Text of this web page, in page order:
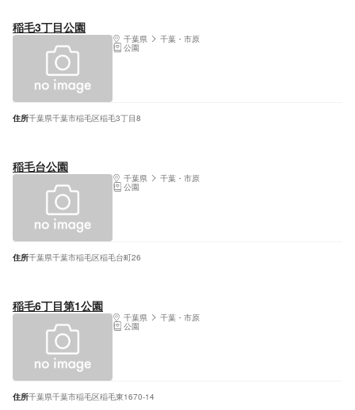
稲毛3丁目公園
千葉県 千葉・市原
公園
住所千葉県千葉市稲毛区稲毛3丁目8
稲毛台公園
千葉県 千葉・市原
公園
住所千葉県千葉市稲毛区稲毛台町26
稲毛6丁目第1公園
千葉県 千葉・市原
公園
住所千葉県千葉市稲毛区稲毛東1670-14